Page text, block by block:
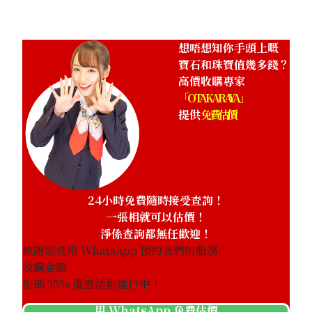
想唔想知你手頭上嘅
寶石和珠寶值幾多錢？
高價收購專家
「OTAKARAYA」
提供免費估價
24小時免費隨時接受查詢！
一張相就可以估價！
淨係查詢都無任歡迎！
感謝您使用 WhatsApp 預約我們的服務！
收購金額
加碼35% 優惠活動進行中！